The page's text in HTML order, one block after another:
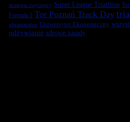
strategia zwycięzcy Super League Triathlon
Formuła 1 Tor Poznań Track Day
ultramaraton Uniwersytet Ekonomiczny
odżywianie zdrowe zasady